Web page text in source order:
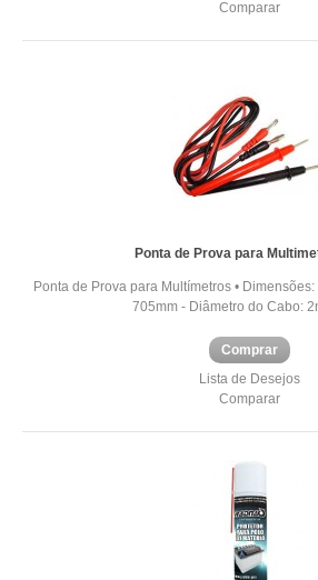
Comparar
Ponta de Prova para
Ponta de Prova para Multímetros •
705mm - Diâmetro do Cabo:
Comprar
Lista de Desejos
Comparar